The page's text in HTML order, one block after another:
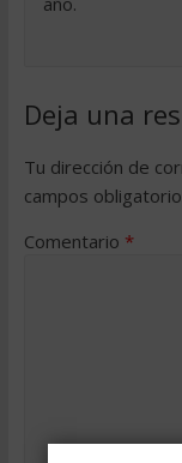
Deja una
Tu dirección de
campos
Comentario *